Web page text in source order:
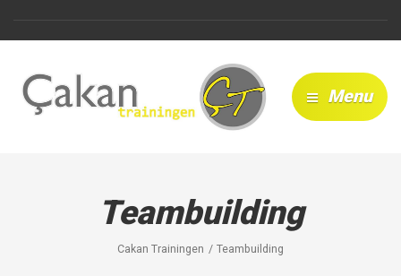
Menu
Teambuilding
Cakan Trainingen Teambuilding